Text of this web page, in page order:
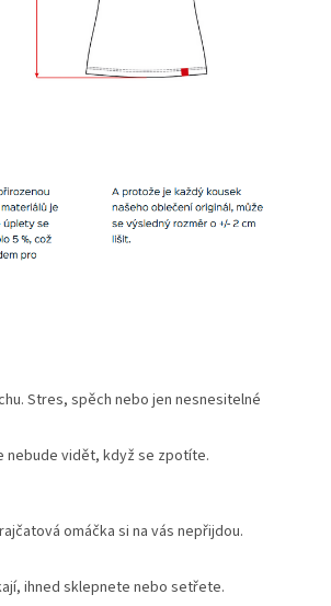
Stres, spěch nebo jen nesnesitelné
nebude vidět, když se zpotíte.
omáčka si na vás nepřijdou.
ihned sklepnete nebo setřete.